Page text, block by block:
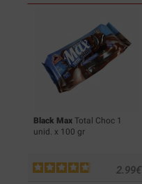
Black Max Total Choc 1
unid. x 100 gr
€
2.99